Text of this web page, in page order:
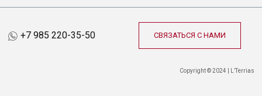
+7 985 220-35-50 СВЯЗАТЬСЯ С НАМИ
Copyright © 2024 | L’Terrias